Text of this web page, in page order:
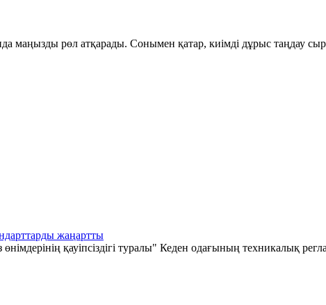
рөл атқарады. Сонымен қатар, киімді дұрыс таңдау
жаңартты
қауіпсіздігі туралы" Кеден одағының техникалық